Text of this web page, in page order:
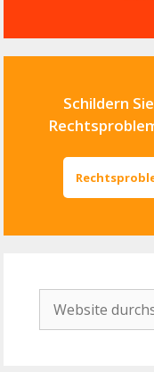
Schildern
Website
durchsuchen